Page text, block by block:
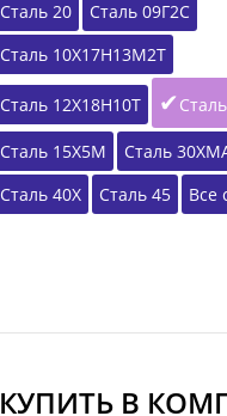
Сталь 20
Сталь 09Г2С
Сталь 10Х17Н13М2Т
Сталь 12Х18Н10Т
Сталь 15Х5М
Сталь
Сталь 40Х
Сталь 45 Все
КУПИТЬ В